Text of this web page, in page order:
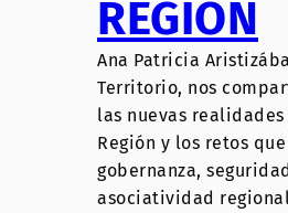
REGIÓN
Ana Patricia
Territorio, nos
las nuevas
Región y los retos
gobernanza,
asociatividad